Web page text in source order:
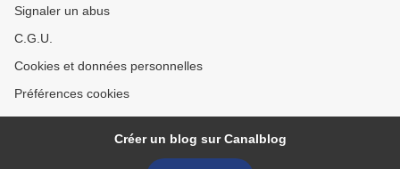
Signaler un abus
C.G.U.
Cookies et données personnelles
Préférences cookies
Créer un blog sur Canalblog